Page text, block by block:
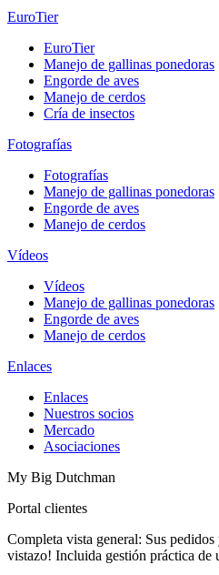
EuroTier
EuroTier
Manejo de gallinas ponedoras
Engorde de aves
Manejo de cerdos
Cría de insectos
Fotografías
Fotografías
Manejo de gallinas ponedoras
Engorde de aves
Manejo de cerdos
Vídeos
Vídeos
Manejo de gallinas ponedoras
Engorde de aves
Manejo de cerdos
Enlaces
Enlaces
Nuestros socios
Mercado
Asociaciones
My Big Dutchman
Portal clientes
Completa vista general: Sus pedidos
vistazo! Incluida gestión práctica de